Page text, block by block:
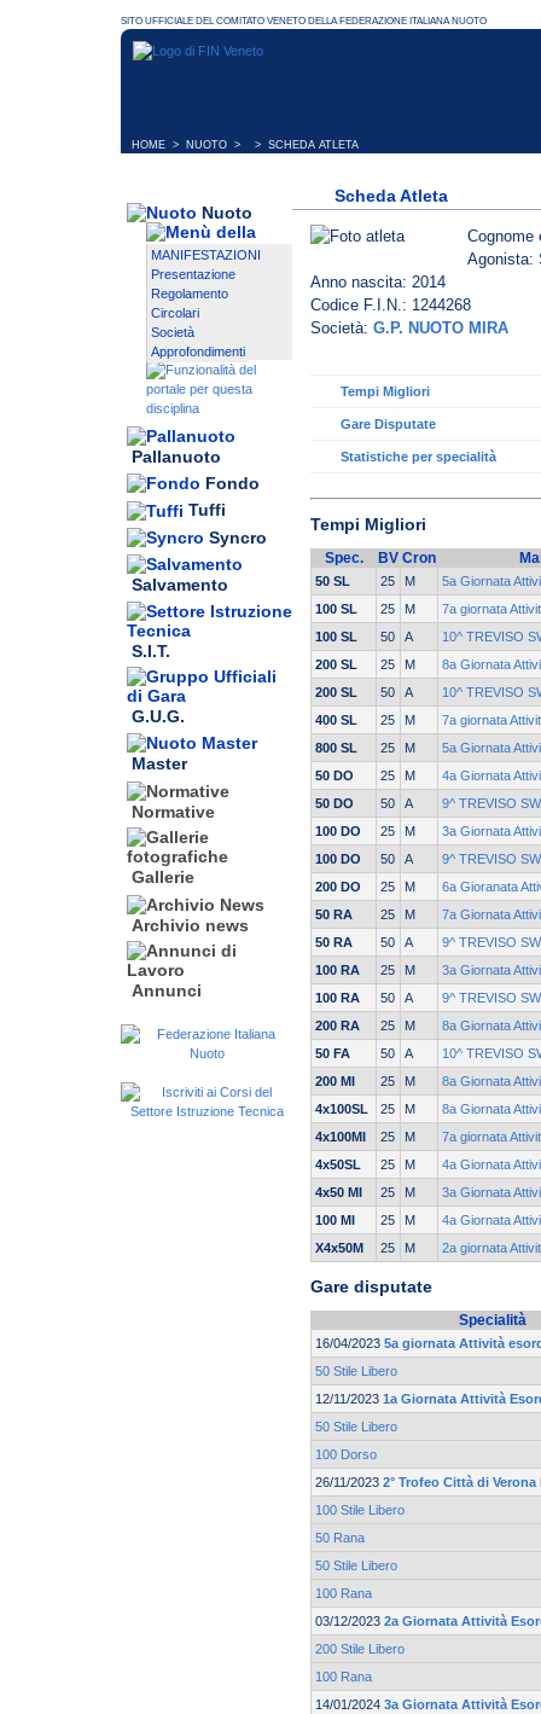
HOME > NUOTO > > SCHEDA ATLETA
Nuoto
MANIFESTAZIONI
Presentazione
Regolamento
Circolari
Società
Approfondimenti
Pallanuoto
Fondo
Tuffi
Syncro
Salvamento
S.I.T.
G.U.G.
Master
Normative
Gallerie
Archivio news
Annunci
Scheda Atleta
Agonista:
Anno nascita: 2014
Codice F.I.N.: 1244268
Società: G.P. NUOTO MIRA
Tempi Migliori
Gare Disputate
Statistiche per specialità
Tempi Migliori
Spec. BV Cron
50 SL 25 M
5a Giornata
100 SL
25 M
7a giornata
100 SL
50 A
10^ TREVISO
200 SL
25 M
8a Giornata
200 SL
50 A
10^ TREVISO
400 SL
25 M
7a giornata
800 SL
25 M
5a Giornata
50 DO
25 M
4a Giornata
50 DO
50 A
9^ TREVISO
100 DO
25 M
3a Giornata
100 DO
50 A
9^ TREVISO
200 DO
25 M
6a Gioranata
50 RA
25 M
7a Giornata
50 RA
50 A
9^ TREVISO
100 RA
25 M
3a Giornata
100 RA
50 A
9^ TREVISO
200 RA
25 M
8a Giornata
50 FA
50 A
10^ TREVISO
200 MI
25 M
8a Giornata
4x100SL
25 M
8a Giornata
4x100MI
25 M
7a giornata
4x50SL
25 M
4a Giornata
4x50 MI
25 M
3a Giornata
100 MI
25 M
4a Giornata
X4x50M
25 M 2a giornata
Gare disputate
Specialità
16/04/2023 5a giornata Attività
50 Stile Libero
12/11/2023 1a Giornata Attività
50 Stile Libero
100 Dorso
26/11/2023 2° Trofeo Città di
100 Stile Libero
50 Rana
50 Stile Libero
100 Rana
03/12/2023 2a Giornata Attività
200 Stile Libero
100 Rana
14/01/2024 3a Giornata Attività